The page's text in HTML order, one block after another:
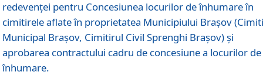
redevenţei pentru Concesiunea locurilor de înhumare în
cimitirele aflate în proprietatea Municipiului Braşov
Municipal Braşov, Cimitirul Civil Sprenghi Braşov) şi
aprobarea contractului cadru de concesiune a locurilor de
înhumare.